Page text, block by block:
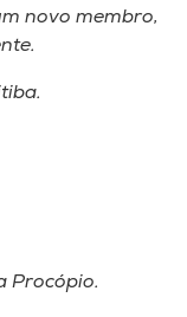
novo membro,
Procópio.